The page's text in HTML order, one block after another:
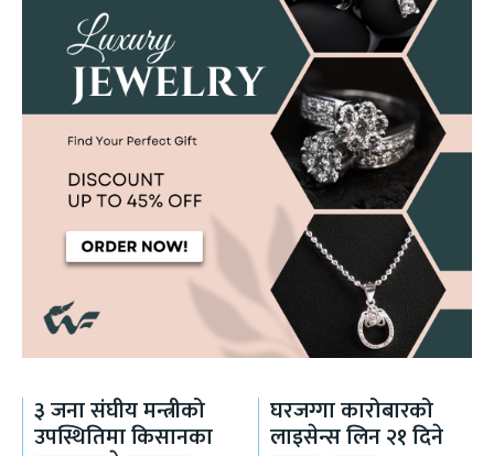
३ जना संघीय मन्त्रीको
उपस्थितिमा किसानका
घरजग्गा कारोबारको
लाइसेन्स लिन २१ दिने